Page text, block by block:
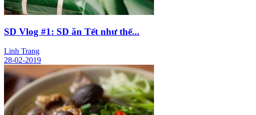
SD Vlog #1: SD ăn Tết như thế...
Linh Trang
28-02-2019